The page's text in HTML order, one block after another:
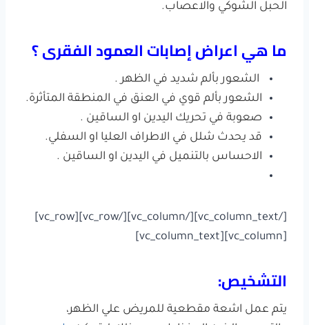
الحبل الشوكي والاعصاب.
ما هي اعراض إصابات العمود الفقرى ؟
الشعور بألم شديد في الظهر .
الشعور بألم قوي في العنق في المنطقة المتأثرة.
صعوبة في تحريك اليدين او الساقين .
قد يحدث شلل في الاطراف العليا او السفلي.
الاحساس بالتنميل في اليدين او الساقين .
[/vc_column_text][/vc_column][/vc_row][vc_row]
[vc_column][vc_column_text]
التشخيص:
يتم عمل اشعة مقطعية للمريض علي الظهر،